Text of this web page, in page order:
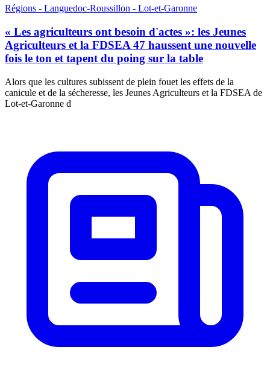
Régions - Languedoc-Roussillon - Lot-et-Garonne
« Les agriculteurs ont besoin d'actes »: les Jeunes
Agriculteurs et la FDSEA 47 haussent une nouvelle
fois le ton et tapent du poing sur la table
Alors que les cultures subissent de plein fouet les effets de la
canicule et de la sécheresse, les Jeunes Agriculteurs et la FDSEA de
Lot-et-Garonne d